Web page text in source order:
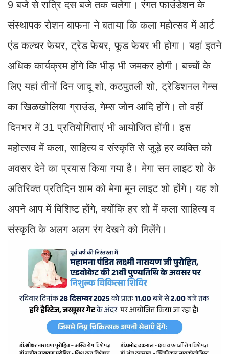
9 बजे से रात्रि दस बजे तक चलेगा। रंगत फाउंडेशन के
संस्थापक रोशन बाफना ने बताया कि कला महोत्सव में आर्ट
एंड कल्चर फेयर, ट्रेड फेयर, फूड फेयर भी होगा। यहां इतने
अधिक कार्यक्रम होंगे कि भीड़ भी जमकर होगी। बच्चों के
लिए यहां तीनों दिन जादू शो, कठपुतली शो, ट्रेडिशनल गेम्स
का खिळखोलिया ग्राउंड, गेम्स जोन आदि होंगे। तो वहीं
दिनभर में 31 प्रतियोगिताएं भी आयोजित होंगी। इस
महोत्सव में कला, साहित्य व संस्कृति से जुड़े हर व्यक्ति को
अवसर देने का प्रयास किया गया है। मेगा सन लाइट शो के
अतिरिक्त प्रतिदिन शाम को मेगा मून लाइट शो होंगे। यह शो
अपने आप में विशिष्ट होंगे, क्योंकि हर शो में कला साहित्य व
संस्कृति के अलग अलग रंग देखने को मिलेंगे।